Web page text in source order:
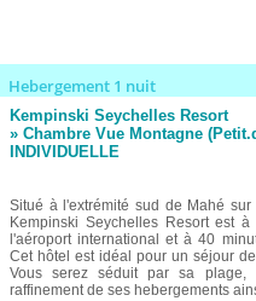
Hebergement 1 nuit
Kempinski Seychelles Resort
» Chambre Vue Montagne
INDIVIDUELLE
Situé à l'extrémité sud de Mahé
Kempinski Seychelles Resort est
l'aéroport international et à 40
Cet hôtel est idéal pour un séjour
Vous serez séduit par sa plage,
raffinement de ses hebergements